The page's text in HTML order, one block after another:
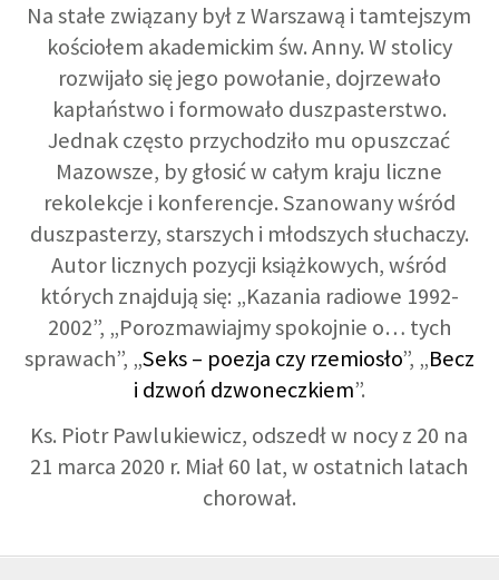
DLA MEDIÓW
KONTAKT
Na stałe związany był z Warszawą i tamtejszym
kościołem akademickim św. Anny. W stolicy
rozwijało się jego powołanie, dojrzewało
kapłaństwo i formowało duszpasterstwo.
Jednak często przychodziło mu opuszczać
Mazowsze, by głosić w całym kraju liczne
rekolekcje i konferencje. Szanowany wśród
duszpasterzy, starszych i młodszych słuchaczy.
Autor licznych pozycji książkowych, wśród
których znajdują się: „Kazania radiowe 1992-
2002”, „Porozmawiajmy spokojnie o… tych
sprawach”, „Seks – poezja czy rzemiosło”, „Becz
i dzwoń dzwoneczkiem”.
Ks. Piotr Pawlukiewicz, odszedł w nocy z 20 na
21 marca 2020 r. Miał 60 lat, w ostatnich latach
chorował.